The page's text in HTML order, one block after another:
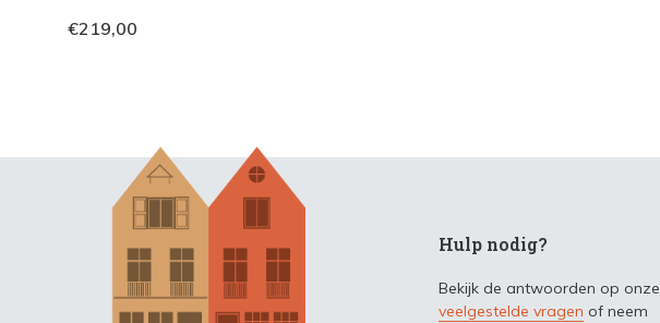
€219,00
Hulp nodig?
Bekijk de antwoorden op onze
veelgestelde vragen of neem